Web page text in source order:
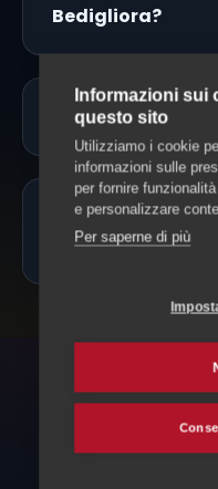
Bedigliora?
Servono
Posso portare il
giornata?
Altri
Informazioni sui
questo sito
Utilizziamo i cookie
informazioni sulle
per fornire
e personalizzare
Per saperne di più